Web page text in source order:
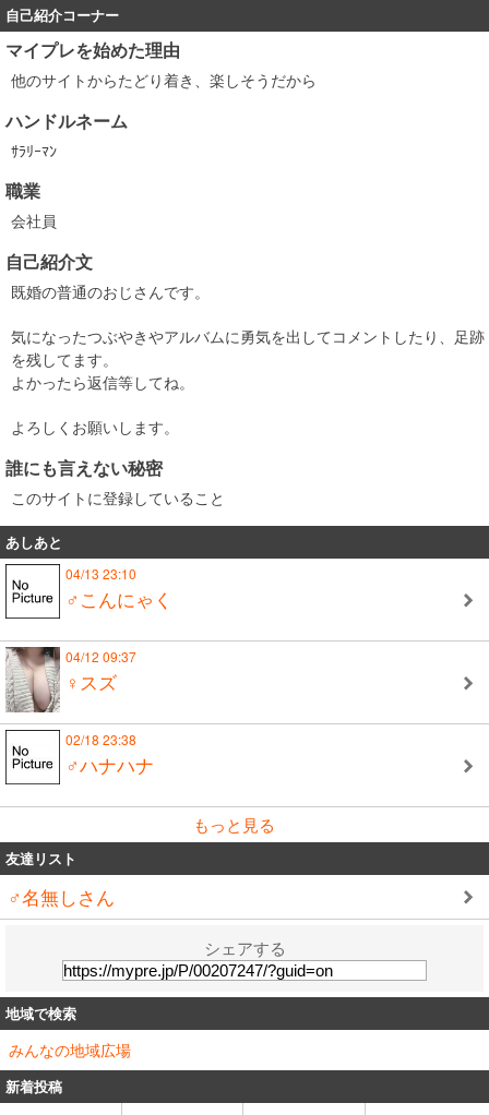
自己紹介コーナー
マイプレを始めた理由
他のサイトからたどり着き、楽しそうだから
ハンドルネーム
ｻﾗﾘｰﾏﾝ
職業
会社員
自己紹介文
既婚の普通のおじさんです。
気になったつぶやきやアルバムに勇気を出してコメントしたり、足跡
を残してます。
よかったら返信等してね。
よろしくお願いします。
誰にも言えない秘密
このサイトに登録していること
あしあと
04/13 23:10
♂こんにゃく
04/12 09:37
♀スズ
02/18 23:38
♂ハナハナ
もっと見る
友達リスト
♂名無しさん
シェアする
地域で検索
みんなの地域広場
新着投稿